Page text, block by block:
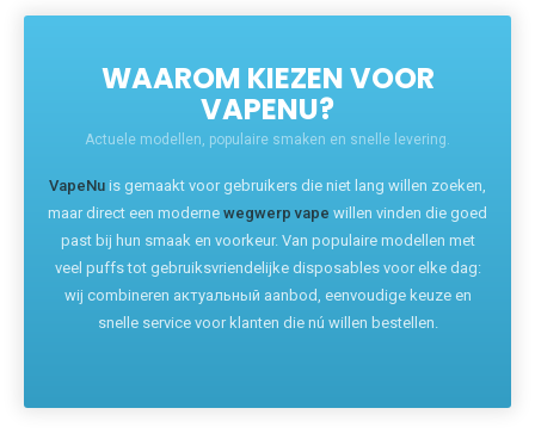
WAAROM KIEZEN VOOR
VAPENU?
Actuele modellen, populaire smaken en snelle levering.
VapeNu is gemaakt voor gebruikers die niet lang willen zoeken,
maar direct een moderne wegwerp vape willen vinden die goed
past bij hun smaak en voorkeur. Van populaire modellen met
veel puffs tot gebruiksvriendelijke disposables voor elke dag:
wij combineren актуальный aanbod, eenvoudige keuze en
snelle service voor klanten die nú willen bestellen.